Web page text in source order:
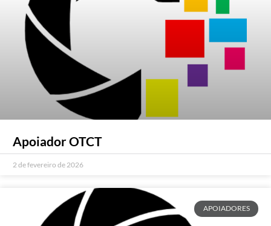
Apoiador OTCT
2 de fevereiro de 2026
APOIADORES